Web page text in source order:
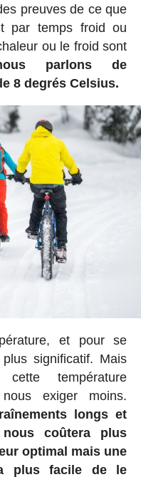
preuves de ce que
par temps froid ou
ou le froid sont
parlons de
8 degrés Celsius.
et pour se
significatif. Mais
température
exiger moins.
longs et
coûtera plus
optimal mais une
plus facile de le